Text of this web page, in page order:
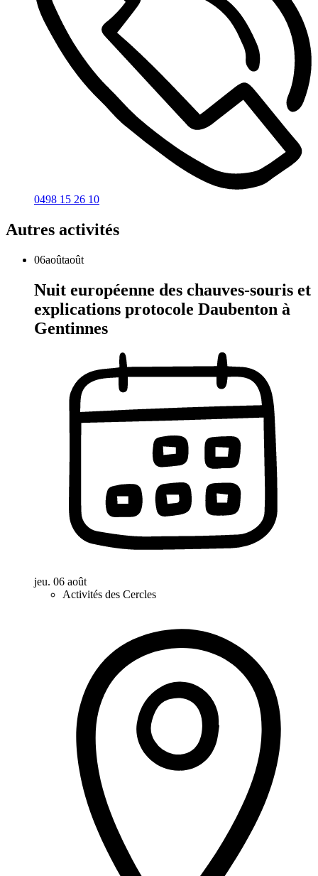
0498 15 26 10
Autres activités
06aoûtaoût
Nuit européenne des chauves-souris et
explications protocole Daubenton à
Gentinnes
jeu. 06 août
Activités des Cercles